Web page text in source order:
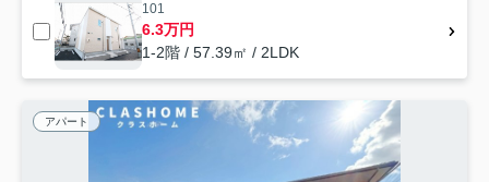
101
6.3万円
1-2階 / 57.39㎡ / 2LDK
アパート